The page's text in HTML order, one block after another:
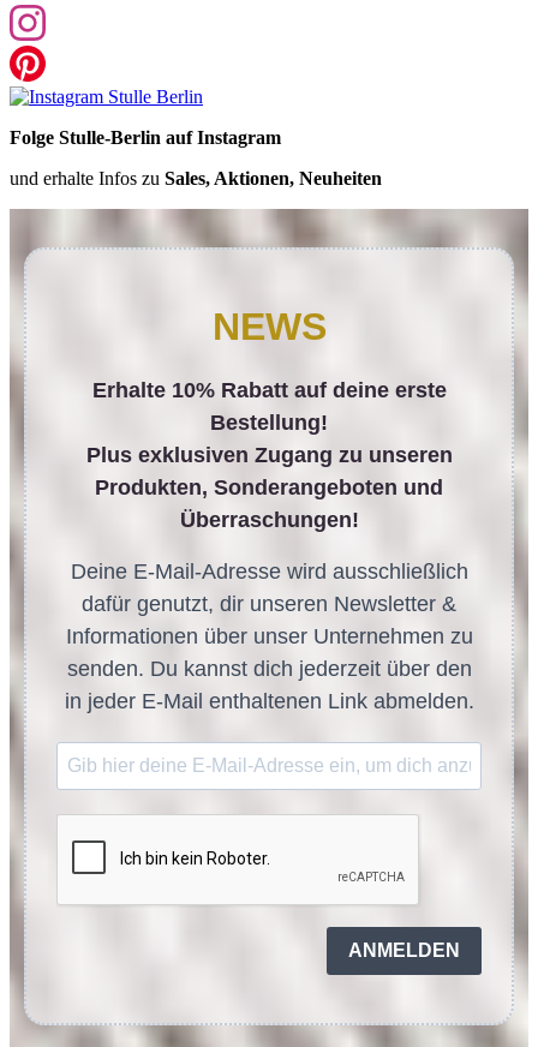
Folge Stulle-Berlin auf Instagram
und erhalte Infos zu Sales, Aktionen, Neuheiten
NEWS
Erhalte 10% Rabatt auf deine erste
Bestellung!
Plus exklusiven Zugang zu unseren
Produkten, Sonderangeboten und
Überraschungen!
Deine E-Mail-Adresse wird ausschließlich
dafür genutzt, dir unseren Newsletter &
Informationen über unser Unternehmen zu
senden. Du kannst dich jederzeit über den
in jeder E-Mail enthaltenen Link abmelden.
ANMELDEN